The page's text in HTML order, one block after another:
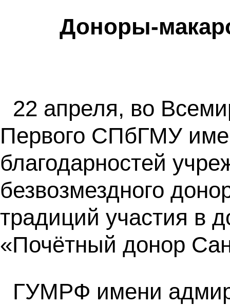
Доноры-
22 апреля, во
Первого СПбГМУ
благодарностей
безвозмездного
традиций участия в
«Почётный донор
ГУМРФ имени